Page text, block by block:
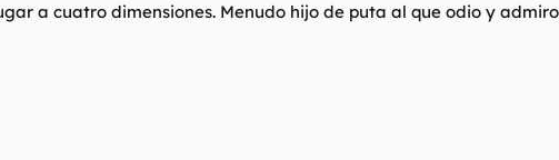
a cuatro dimensiones. Menudo hijo de puta al que odio y